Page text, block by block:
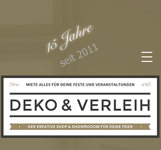
15 Jahre
seit 2011